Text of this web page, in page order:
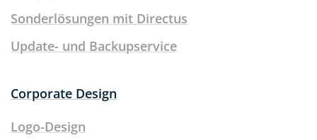
Sonderlösungen mit Directus
Update- und Backupservice
Corporate Design
Logo-Design